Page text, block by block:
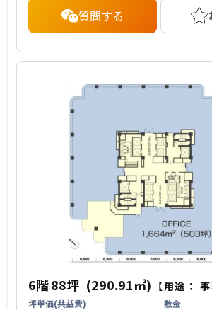
質問する
6階88坪 (290.91㎡) 【用途：
坪単価(共益費) 敷金